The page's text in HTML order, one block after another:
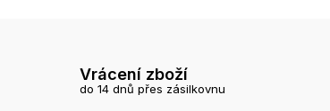
Vrácení zboží
do 14 dnů přes zásilkovnu